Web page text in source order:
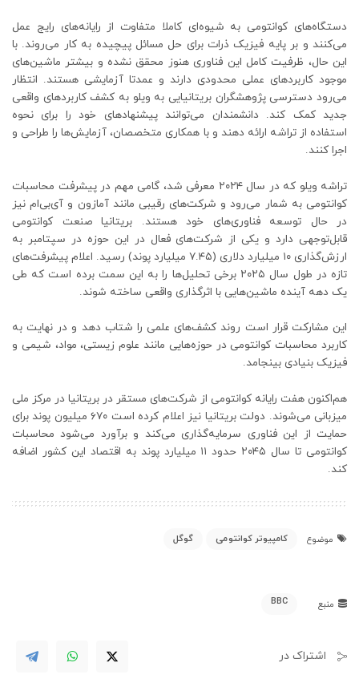
دستگاه‌های کوانتومی به شیوه‌ای کاملا متفاوت از رایانه‌های رایج عمل
می‌کنند و بر پایه فیزیک ذرات برای حل مسائل پیچیده به کار می‌روند. با
این حال، ظرفیت کامل این فناوری هنوز محقق نشده و بیشتر ماشین‌های
موجود کاربردهای عملی محدودی دارند و عمدتا آزمایشی هستند. انتظار
می‌رود دسترسی پژوهشگران بریتانیایی به ویلو به کشف کاربردهای واقعی
جدید کمک کند. دانشمندان می‌توانند پیشنهادهای خود را برای نحوه
استفاده از تراشه ارائه دهند و با همکاری متخصصان، آزمایش‌ها را طراحی و
اجرا کنند.
تراشه ویلو که در سال ۲۰۲۴ معرفی شد، گامی مهم در پیشرفت محاسبات
کوانتومی به شمار می‌رود و شرکت‌های رقیبی مانند آمازون و آی‌بی‌ام نیز
در حال توسعه فناوری‌های خود هستند. بریتانیا صنعت کوانتومی
قابل‌توجهی دارد و یکی از شرکت‌های فعال در این حوزه در سپتامبر به
ارزش‌گذاری ۱۰ میلیارد دلاری (۷.۴۵ میلیارد پوند) رسید. اعلام پیشرفت‌های
تازه در طول سال ۲۰۲۵ برخی تحلیل‌ها را به این سمت برده است که طی
یک دهه آینده ماشین‌هایی با اثرگذاری واقعی ساخته شوند.
این مشارکت قرار است روند کشف‌های علمی را شتاب دهد و در نهایت به
کاربرد محاسبات کوانتومی در حوزه‌هایی مانند علوم زیستی، مواد، شیمی و
فیزیک بنیادی بینجامد.
هم‌اکنون هفت رایانه کوانتومی از شرکت‌های مستقر در بریتانیا در مرکز ملی
میزبانی می‌شوند. دولت بریتانیا نیز اعلام کرده است ۶۷۰ میلیون پوند برای
حمایت از این فناوری سرمایه‌گذاری می‌کند و برآورد می‌شود محاسبات
کوانتومی تا سال ۲۰۴۵ حدود ۱۱ میلیارد پوند به اقتصاد این کشور اضافه
کند.
موضوع کامپیوتر کوانتومی گوگل
منبع BBC
اشتراک در